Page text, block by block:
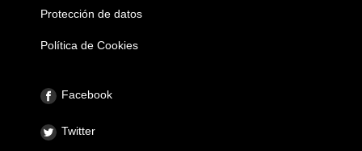
Protección de datos
Política de Cookies
Facebook
Twitter